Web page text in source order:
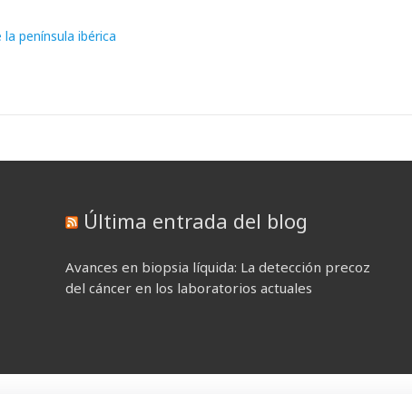
península ibérica
Última entrada del blog
Avances en biopsia líquida: La detección precoz
del cáncer en los laboratorios actuales